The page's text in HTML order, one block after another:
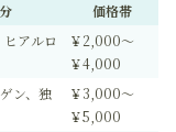
価格帯
アルロ
￥2,000～
￥4,000
ン、独
￥3,000～
￥5,000